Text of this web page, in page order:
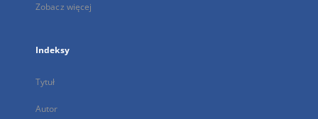
Zobacz więcej
Indeksy
Tytuł
Autor